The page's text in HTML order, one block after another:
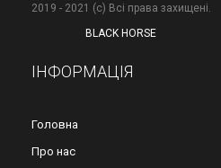
2019 - 2021 (с) Всі права захищені.
BLACK HORSE
ІНФОРМАЦІЯ
Головна
Про нас